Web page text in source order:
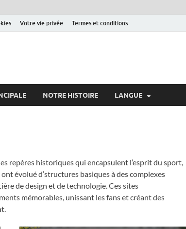
Votre vie privée Termes et conditions
NOTRE HISTOIRE LANGUE
repères historiques qui encapsulent l’esprit du sport,
évolué d’structures basiques à des complexes
de design et de technologie. Ces sites
mémorables, unissant les fans et créant des